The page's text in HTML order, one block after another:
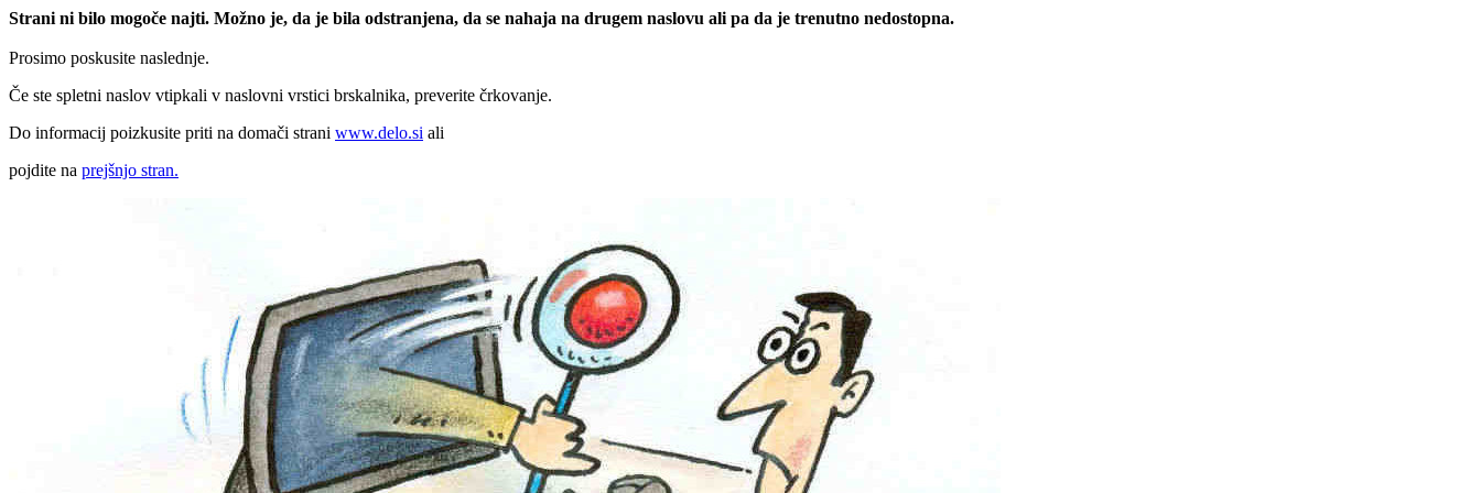
Strani ni bilo mogoče najti. Možno je, da je bila odstranjena, da se nahaja na drugem naslovu ali pa da je trenutno nedostopna.
Prosimo poskusite naslednje.
Če ste spletni naslov vtipkali v naslovni vrstici brskalnika, preverite črkovanje.
Do informacij poizkusite priti na domači strani www.delo.si ali
pojdite na prejšnjo stran.